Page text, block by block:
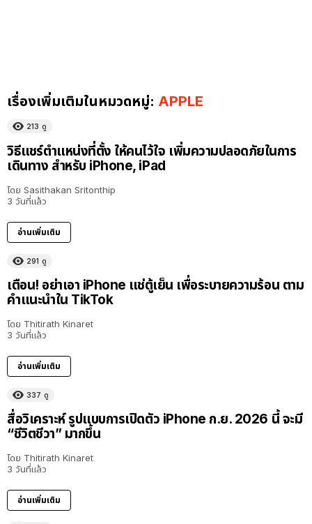
เรื่องเพิ่มเติมในหมวดหมู่: APPLE
213 ดู
วิธีแชร์ตำแหน่งที่ตั้ง ให้คนไว้ใจ เพิ่มความปลอดภัยในการ
เดินทาง สำหรับ iPhone, iPad
โดย Sasithakan Sritonthip
3 วันที่แล้ว
อ่านเพิ่มเติม
291 ดู
เตือน! อย่าเอา iPhone แช่ตู้เย็น เพื่อระบายความร้อน ตาม
คำแนะนำใน TikTok
โดย Thitirath Kinaret
3 วันที่แล้ว
อ่านเพิ่มเติม
337 ดู
สื่อวิเคราะห์ รูปแบบการเปิดตัว iPhone ก.ย. 2026 นี้ จะมี
“ชีวิตชีวา” มากขึ้น
โดย Thitirath Kinaret
3 วันที่แล้ว
อ่านเพิ่มเติม